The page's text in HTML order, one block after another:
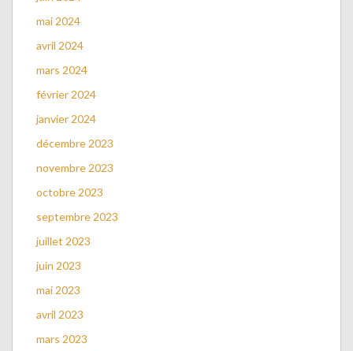
mai 2024
avril 2024
mars 2024
février 2024
janvier 2024
décembre 2023
novembre 2023
octobre 2023
septembre 2023
juillet 2023
juin 2023
mai 2023
avril 2023
mars 2023